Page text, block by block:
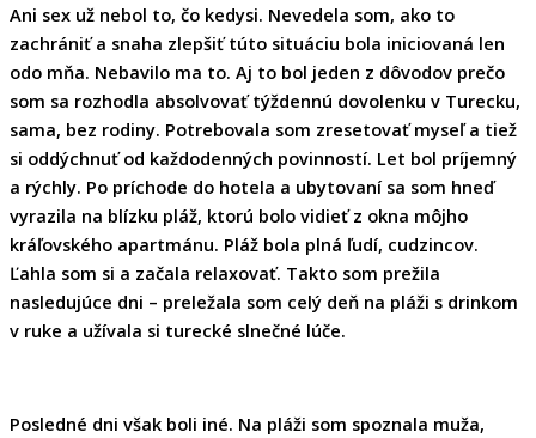
Ani sex už nebol to, čo kedysi. Nevedela som, ako to
zachrániť a snaha zlepšiť túto situáciu bola iniciovaná len
odo mňa. Nebavilo ma to. Aj to bol jeden z dôvodov prečo
som sa rozhodla absolvovať týždennú dovolenku v Turecku,
sama, bez rodiny. Potrebovala som zresetovať myseľ a tiež
si oddýchnuť od každodenných povinností. Let bol príjemný
a rýchly. Po príchode do hotela a ubytovaní sa som hneď
vyrazila na blízku pláž, ktorú bolo vidieť z okna môjho
kráľovského apartmánu. Pláž bola plná ľudí, cudzincov.
Ľahla som si a začala relaxovať. Takto som prežila
nasledujúce dni – preležala som celý deň na pláži s drinkom
v ruke a užívala si turecké slnečné lúče.
Posledné dni však boli iné. Na pláži som spoznala muža,